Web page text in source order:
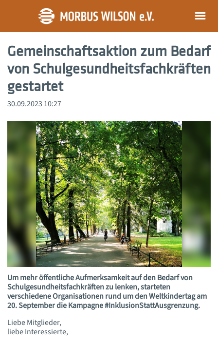
Gemeinschaftsaktion zum Bedarf
von Schulgesundheits­fachkräften
gestartet
30.09.2023 10:27
Um mehr öffentliche Aufmerksamkeit auf den Bedarf von
Schulgesundheitsfachkräften zu lenken, starteten
verschiedene Organisationen rund um den Weltkindertag am
20. September die Kampagne #InklusionStattAusgrenzung.
Liebe Mitglieder,
liebe Interessierte,